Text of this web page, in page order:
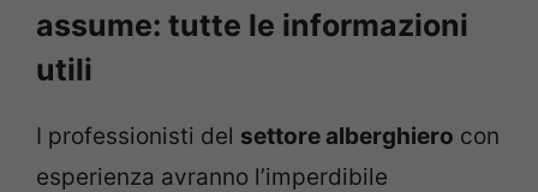
assume: tutte le informazioni
utili
I professionisti del settore alberghiero con
esperienza avranno l’imperdibile